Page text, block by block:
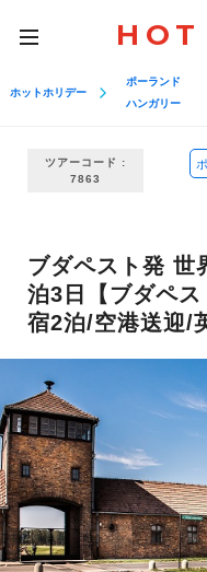
toggle
navigation
HOT
ホットホリデー
ポーランド
ハンガリー
ツアーコード :
7863
ブダペスト発 世
泊3日【ブダペ
宿2泊/空港送迎/